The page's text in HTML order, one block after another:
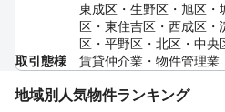
東成区・生野区・旭区
区・東住吉区・西成区
区・平野区・北区・中央
取引態様
賃貸仲介業・物件管理業
地域別人気物件ランキング